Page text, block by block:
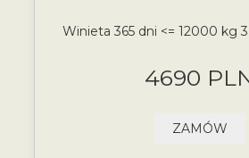
Winieta 365 dni <= 12000 kg
4690
ZAMÓW